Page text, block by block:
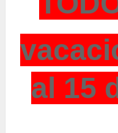
al 15